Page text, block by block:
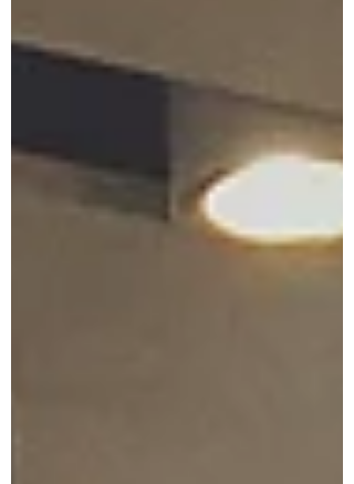
sistem pangan Nusantara yang lestari.
Gala Dinne